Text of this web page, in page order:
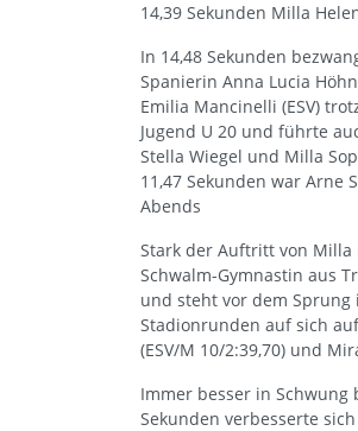
14,39 Sekunden Milla
In 14,48 Sekunden
Spanierin Anna Lucia
Emilia Mancinelli (ESV)
Jugend U 20 und führte
Stella Wiegel und Milla
11,47 Sekunden war Arne
Abends
Stark der Auftritt von Milla
Schwalm-Gymnastin aus
und steht vor dem Sprung
Stadionrunden auf sich
(ESV/M 10/2:39,70) und
Immer besser in Schwung
Sekunden verbesserte